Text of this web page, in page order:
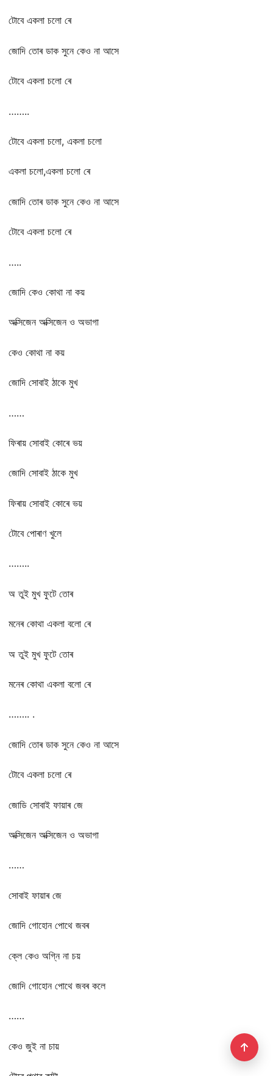
টোবে একলা চলো ৰে
জোদি তোৰ ডাক সুনে কেও না আসে
টোবে একলা চলো ৰে
……..
টোবে একলা চলো, একলা চলো
একলা চলো,একলা চলো ৰে
জোদি তোৰ ডাক সুনে কেও না আসে
টোবে একলা চলো ৰে
…..
জোদি কেও কোথা না কয়
অক্সিজেন অক্সিজেন ও অভাগা
কেও কোথা না কয়
জোদি সোবাই ঠাকে মুখ
……
ফিৰায় সোবাই কোৰে ভয়
জোদি সোবাই ঠাকে মুখ
ফিৰায় সোবাই কোৰে ভয়
টোবে পোৰাণ খুলে
……..
অ তুই মুখ ফুটে তোৰ
মনেৰ কোথা একলা বলো ৰে
অ তুই মুখ ফুটে তোৰ
মনেৰ কোথা একলা বলো ৰে
…….. .
জোদি তোৰ ডাক সুনে কেও না আসে
টোবে একলা চলো ৰে
জোডি সোবাই ফায়াৰ জে
অক্সিজেন অক্সিজেন ও অভাগা
……
সোবাই ফায়াৰ জে
জোদি গোহোন পোথে জবৰ
ক্লে কেও অগ্নি না চয়
জোদি গোহোন পোথে জবৰ কলে
……
কেও জুই না চায়